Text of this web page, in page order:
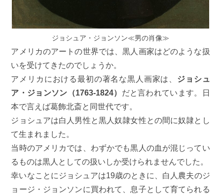
ジョシュア・ジョンソン≪男の肖像≫
アメリカのアートの世界では、黒人画家はどのような扱
いを受けてきたのでしょうか。
アメリカにおける最初の著名な黒人画家は、 ジョシュ
ア・ジョンソン（1763-1824） だと言われています。日
本で言えば葛飾北斎と同世代です。
ジョシュアは白人男性と黒人奴隷女性との間に奴隷とし
て生まれました。
当時のアメリカでは、わずかでも黒人の血が混じってい
るものは黒人としての扱いしか受けられませんでした。
幸いなことにジョシュアは19歳のときに、白人農夫のジ
ョージ・ジョンソンに買われて、息子として育てられる